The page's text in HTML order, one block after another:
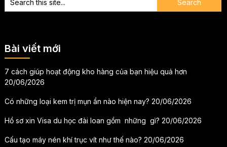
Bài viết mới
7 cách giúp hoạt động kho hàng của bạn hiệu quả hơn
20/06/2026
Có những loại kem trị mụn ẩn nào hiện nay? 20/06/2026
Hồ sơ xin Visa du học đài loan gồm những gì? 20/06/2026
Cấu tạo máy nén khí trục vít như thế nào? 20/06/2026